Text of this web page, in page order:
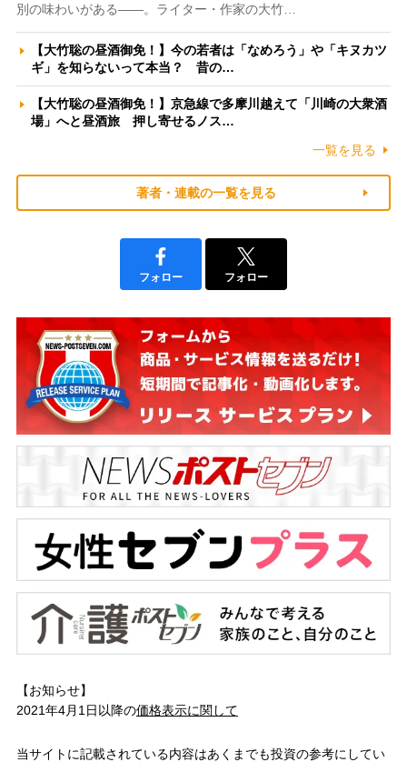
別の味わいがある――。ライター・作家の大竹…
【大竹聡の昼酒御免！】今の若者は「なめろう」や「キヌカツ
ギ」を知らないって本当？ 昔の…
【大竹聡の昼酒御免！】京急線で多摩川越えて「川崎の大衆酒
場」へと昼酒旅 押し寄せるノス…
一覧を見る
著者・連載の一覧を見る
フォロー フォロー
【お知らせ】
2021年4月1日以降の価格表示に関して
当サイトに記載されている内容はあくまでも投資の参考にしてい